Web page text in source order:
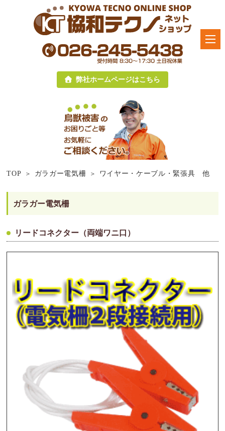
弊社ホームページはこちら
TOP ガラガー電気柵 ワイヤー・ケーブル・緊張具 他
ガラガー電気柵
リードコネクター（両端ワニ口）